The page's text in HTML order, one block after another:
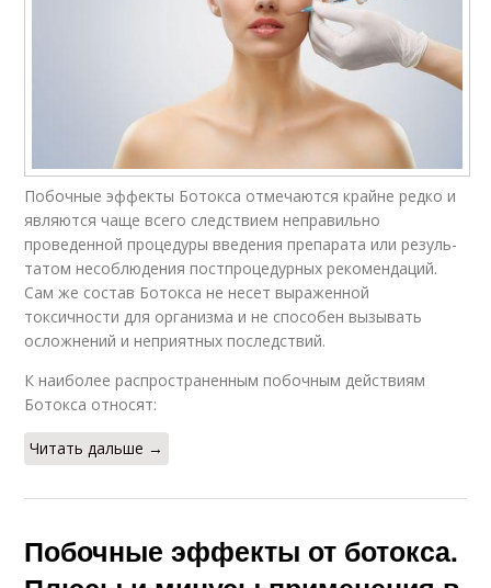
Побочные эффекты Ботокса отме­ча­ются крайне редко и
являются чаще всего следствием непра­виль­но
проведенной процедуры введения препарата или ре­зуль­
та­том несоблюдения пост­про­це­дур­ных рекомендаций.
Сам же состав Ботокса не несет выраженной
токсичности для организма и не способен вызывать
осложнений и неприятных последствий.
К наиболее распространенным побочным действиям
Ботокса относят:
Читать дальше →
Побочные эффекты от ботокса.